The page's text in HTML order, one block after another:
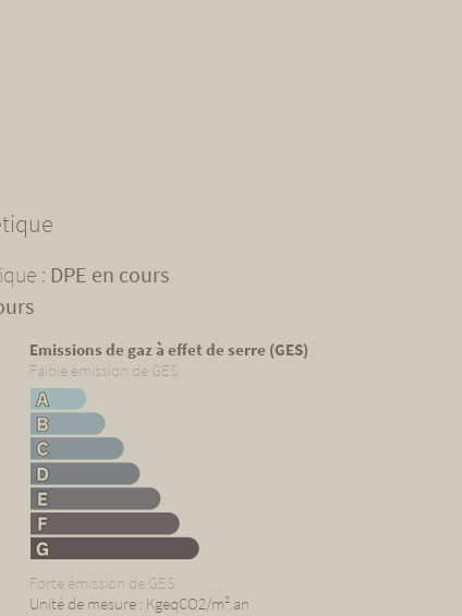
: DPE en cours
Emissions de gaz à effet de serre (GES)
Faible émission de GES
Forte émission de GES
Unité de mesure : KgeqCO2/m².an